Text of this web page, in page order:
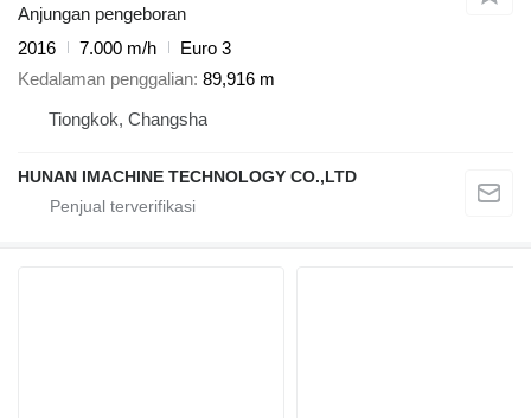
Anjungan pengeboran
2016
7.000 m/h
Euro 3
Kedalaman penggalian 89,916 m
Tiongkok, Changsha
HUNAN IMACHINE TECHNOLOGY CO.,LTD